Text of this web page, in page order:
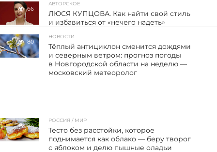
66
АВТОРСКОЕ
ЛЮСЯ КУПЦОВА. Как найти свой стиль
и избавиться от «нечего надеть»
80
НОВОСТИ
Тёплый антициклон сменится дождями
и северным ветром: прогноз погоды
в Новгородской области на неделю —
московский метеоролог
84
РОССИЯ / МИР
Тесто без расстойки, которое
поднимается как облако — беру творог
с яблоком и делю пышные оладьи